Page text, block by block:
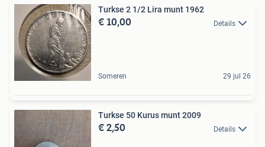
Turkse 2 1/2 Lira munt 1962
€ 10,00 Details
Someren 29 jul 26
Turkse 50 Kurus munt 2009
€ 2,50 Details